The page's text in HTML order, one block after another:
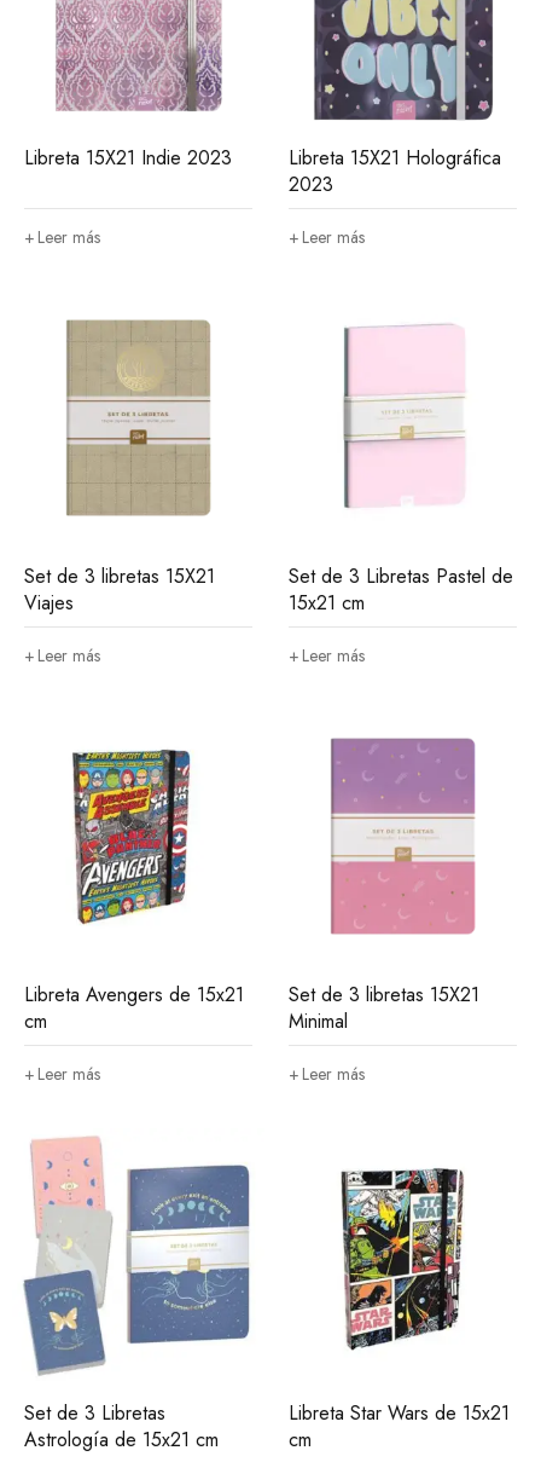
Libreta 15X21 Indie 2023
Leer más
Libreta 15X21 Holográfica
2023
Leer más
Set de 3 libretas 15X21
Viajes
Leer más
Set de 3 Libretas Pastel de
15x21 cm
Leer más
Libreta Avengers de 15x21
cm
Leer más
Set de 3 libretas 15X21
Minimal
Leer más
Set de 3 Libretas
Astrología de 15x21 cm
Libreta Star Wars de 15x21
cm